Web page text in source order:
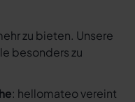
zu bieten. Unsere
besonders zu
: hellomateo vereint